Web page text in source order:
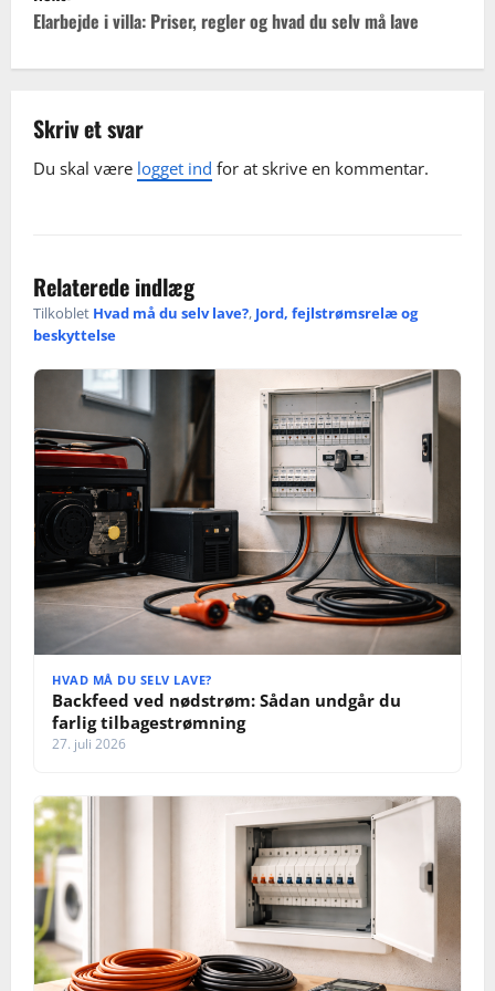
t
n
a
v
a
t
o
n
Elarbejde i villa: Priser, regler og hvad du selv må lave
Skriv et svar
Du skal være logget ind for at skrive en kommentar.
Relaterede indlæg
Tilkoblet Hvad må du selv lave?, Jord, fejlstrømsrelæ og
beskyttelse
HVAD MÅ DU SELV LAVE?
Backfeed ved nødstrøm: Sådan undgår du
farlig tilbagestrømning
27. juli 2026